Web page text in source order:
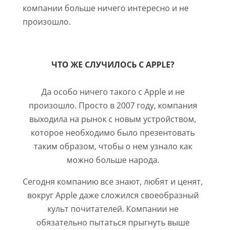
компании больше ничего интересно и не
произошло.
ЧТО ЖЕ СЛУЧИЛОСЬ С APPLE?
Да особо ничего такого с Apple и не
произошло. Просто в 2007 году, компания
выходила на рынок с новым устройством,
которое необходимо было презентовать
таким образом, чтобы о нем узнало как
можно больше народа.
Сегодня компанию все знают, любят и ценят,
вокруг Apple даже сложился своеобразный
культ почитателей. Компании не
обязательно пытаться прыгнуть выше